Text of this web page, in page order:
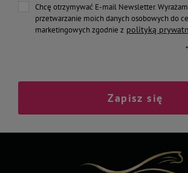
Chcę otrzymywać E-mail Newsletter.
przetwarzanie moich danych osobowych do
marketingowych zgodnie z polityką
Zapisz się